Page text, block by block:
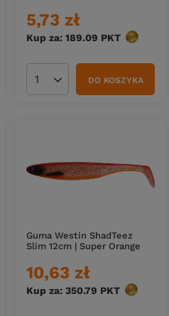
5,73 zł
Kup za: 189.09 PKT punktów
Ilość produktówDO KOSZYKA
Guma Westin ShadTeez
Slim 12cm | Super Orange
10,63 zł
Kup za: 350.79 PKT punktów